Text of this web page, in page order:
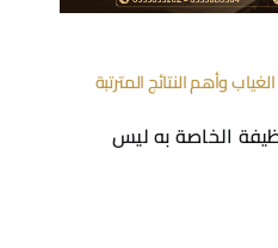
وأهم النتائج المترتبة
الخاصة به ليس